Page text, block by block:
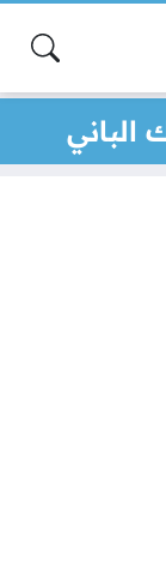
الباني